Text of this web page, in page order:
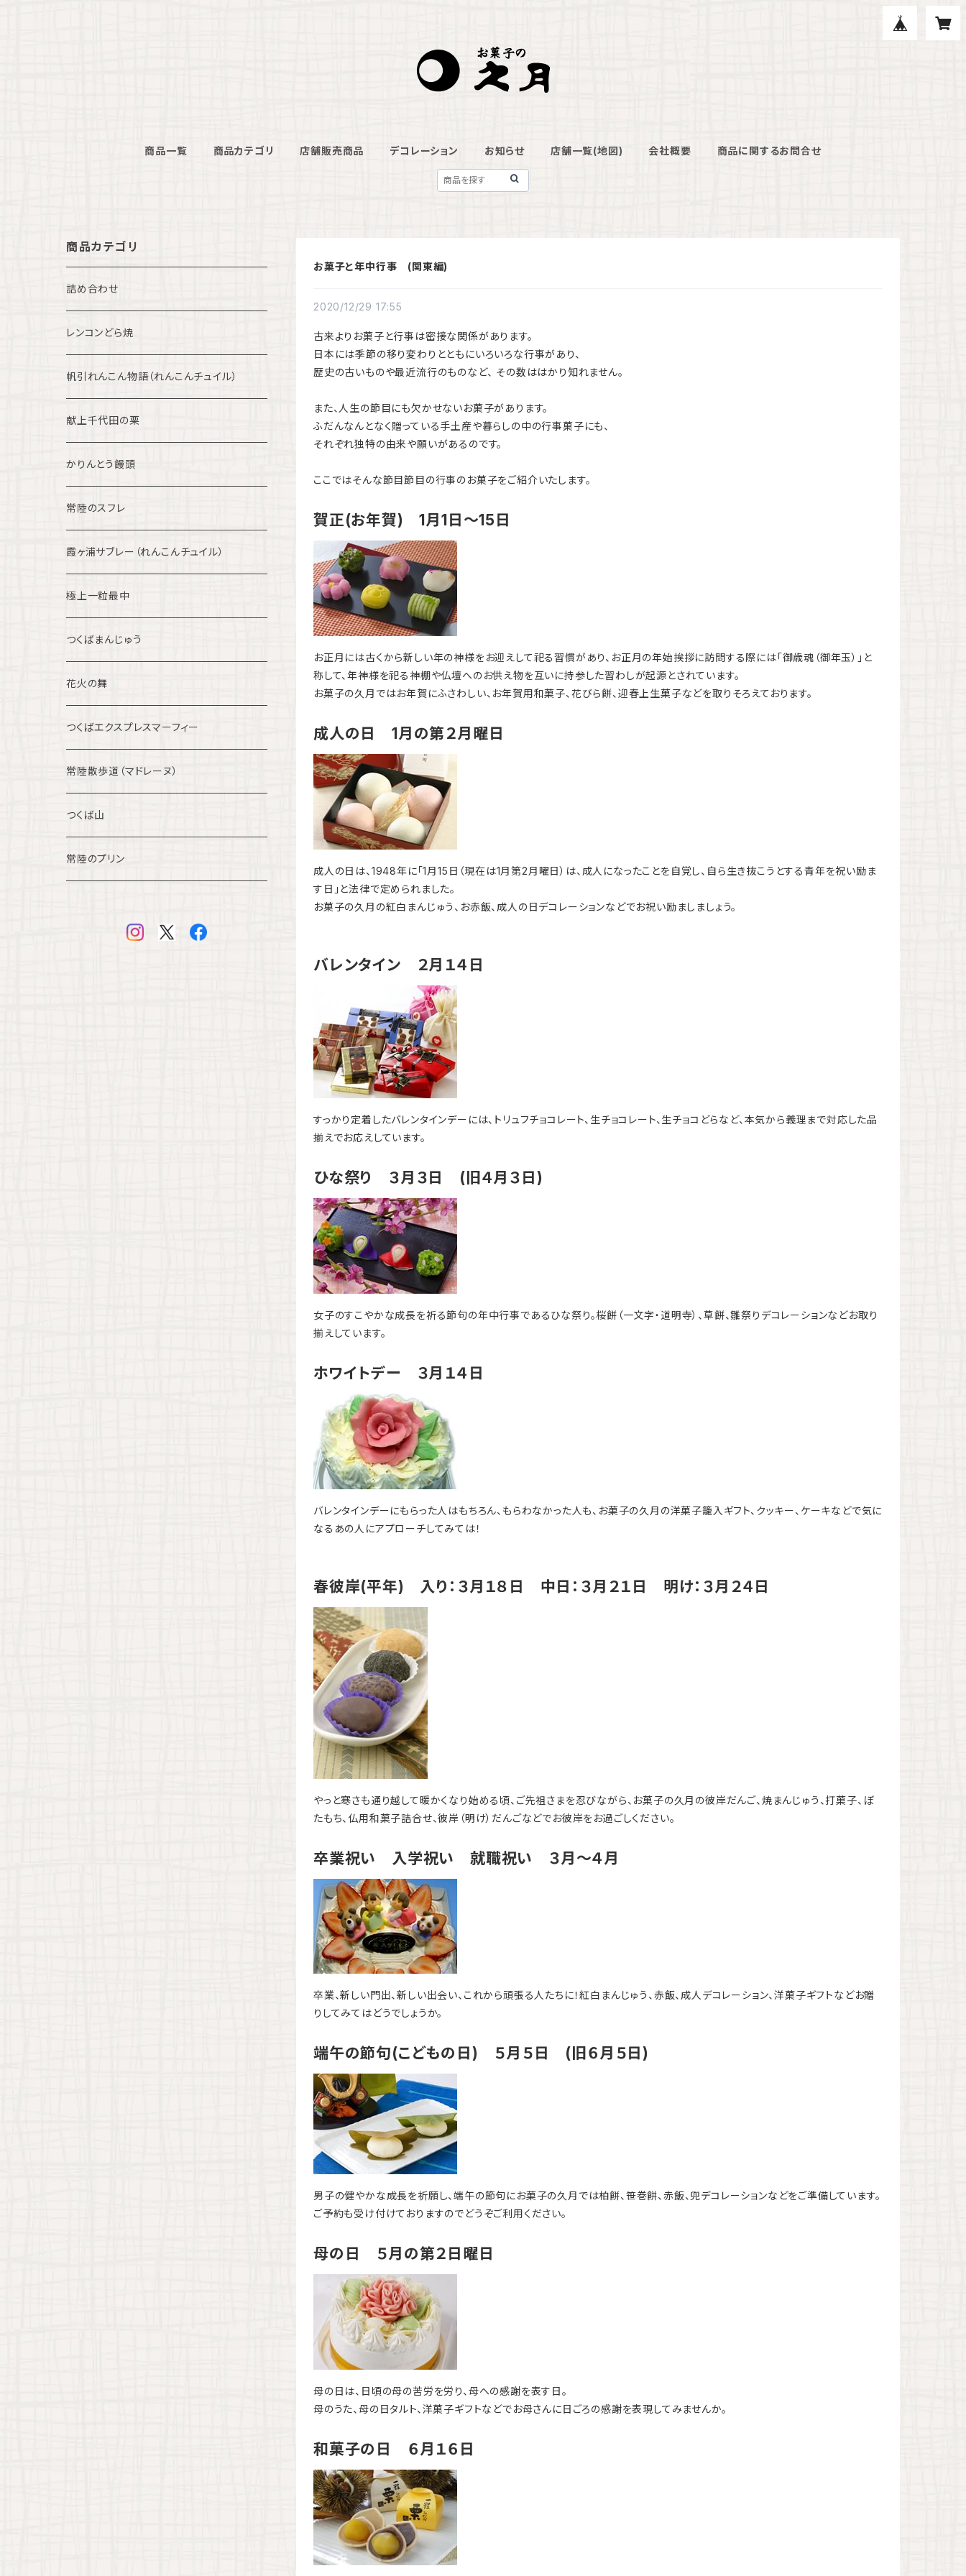
商品一覧 商品カテゴリ 店舗販売商品 デコレーション お知らせ 店舗一覧(地図) 会社概要 商品に関するお問合せ
お菓子と年中行事 (関東編)
2020/12/29 17:55
古来よりお菓子と行事は密接な関係があります。
日本には季節の移り変わりとともにいろいろな行事があり、
歴史の古いものや最近流行のものなど、 その数ははかり知れません。
また、人生の節目にも欠かせないお菓子があります。
ふだんなんとなく贈っている手土産や暮らしの中の行事菓子にも、
それぞれ独特の由来や願いがあるのです。
ここではそんな節目節目の行事のお菓子をご紹介いたします。
賀正(お年賀) 1月1日～15日
お正月には古くから新しい年の神様をお迎えして祀る習慣があり、お正月の年始挨拶に訪問する際には「御歳魂（御年玉）」と
称して、年神様を祀る神棚や仏壇へのお供え物を互いに持参した習わしが起源とされています。
お菓子の久月ではお年賀にふさわしい、お年賀用和菓子、花びら餅、迎春上生菓子などを取りそろえております。
成人の日 1月の第２月曜日
成人の日は、1948年に「1月15日（現在は1月第2月曜日）は、成人になったことを自覚し、自ら生き抜こうとする青年を祝い励ま
す日」と法律で定められました。
お菓子の久月の紅白まんじゅう、お赤飯、成人の日デコレーションなどでお祝い励ましましょう。
バレンタイン ２月１４日
すっかり定着したバレンタインデーには、トリュフチョコレート、生チョコレート、生チョコどらなど、本気から義理まで対応した品
揃えでお応えしています。
ひな祭り ３月３日 (旧４月３日)
女子のすこやかな成長を祈る節句の年中行事であるひな祭り。桜餅（一文字・道明寺）、草餅、雛祭りデコレーションなどお取り
揃えしています。
ホワイトデー ３月１４日
バレンタインデーにもらった人はもちろん、もらわなかった人も、お菓子の久月の洋菓子籠入ギフト、クッキー、ケーキなどで気に
なるあの人にアプローチしてみては！
春彼岸(平年) 入り：３月１８日 中日：３月２１日 明け：３月２４日
やっと寒さも通り越して暖かくなり始める頃、ご先祖さまを忍びながら、お菓子の久月の彼岸だんご、焼まんじゅう、打菓子、ぼ
たもち、仏用和菓子詰合せ、彼岸（明け）だんごなどでお彼岸をお過ごしください。
卒業祝い 入学祝い 就職祝い ３月～４月
卒業、新しい門出、新しい出会い、これから頑張る人たちに！紅白まんじゅう、赤飯、成人デコレーション、洋菓子ギフトなどお贈
りしてみてはどうでしょうか。
端午の節句(こどもの日) ５月５日 (旧６月５日)
男子の健やかな成長を祈願し、端午の節句にお菓子の久月では柏餅、笹巻餅、赤飯、兜デコレーションなどをご準備しています。
ご予約も受け付けておりますのでどうぞご利用ください。
母の日 ５月の第２日曜日
母の日は、日頃の母の苦労を労り、母への感謝を表す日。
母のうた、母の日タルト、洋菓子ギフトなどでお母さんに日ごろの感謝を表現してみませんか。
和菓子の日 ６月１６日
商品カテゴリ
詰め合わせ
レンコンどら焼
帆引れんこん物語（れんこんチュイル）
献上千代田の栗
かりんとう饅頭
常陸のスフレ
霞ヶ浦サブレー（れんこんチュイル）
極上一粒最中
つくばまんじゅう
花火の舞
つくばエクスプレスマーフィー
常陸散歩道（マドレーヌ）
つくば山
常陸のプリン